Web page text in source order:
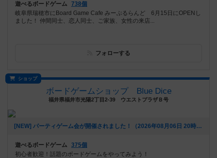
遊べるボードゲーム 738個
岐阜県瑞穂市にBoard Game Cafe みーぷるらんど 6月15日にOPENし
ました！ 仲間同士、恋人同士、ご家族、女性の来店...
フォローする
ショップ
ボードゲームショップ Blue Dice
福井県福井市光陽2丁目2-39 ウエストプラザＢ号
[NEW] パーティゲーム会が開催されました！（2026年08月06日 20時08分）
遊べるボードゲーム 375個
初心者歓迎！話題のボードゲームをやってみよう！